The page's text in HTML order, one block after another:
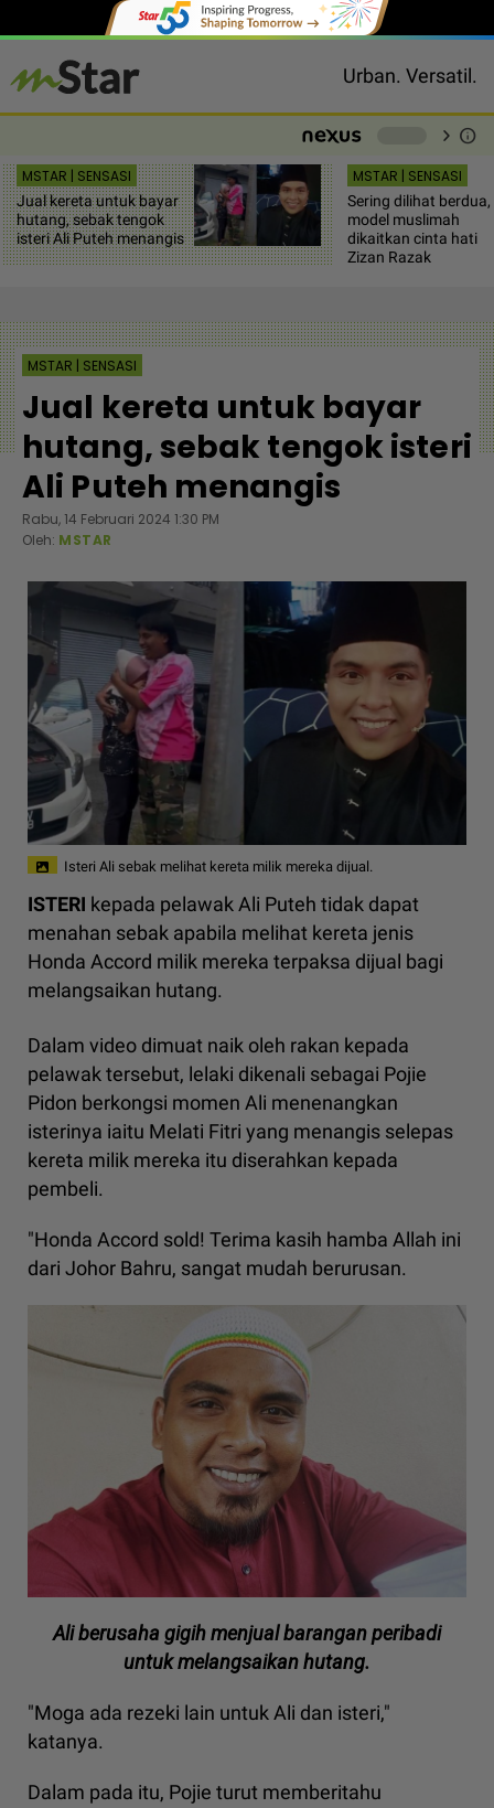
Urban. Versatil.
chevron_right info
MSTAR | SENSASI
Jual kereta untuk bayar
hutang, sebak tengok
isteri Ali Puteh menangis
MSTAR | SENSASI
Sering dilihat berdua,
model muslimah
dikaitkan cinta hati
Zizan Razak
MSTAR | SENSASI
Jual kereta untuk bayar
hutang, sebak tengok isteri
Ali Puteh menangis
Rabu, 14 Februari 2024 1:30 PM
Oleh: MSTAR
Isteri Ali sebak melihat kereta milik mereka dijual.
ISTERI kepada pelawak Ali Puteh tidak dapat
menahan sebak apabila melihat kereta jenis
Honda Accord milik mereka terpaksa dijual bagi
melangsaikan hutang.
Dalam video dimuat naik oleh rakan kepada
pelawak tersebut, lelaki dikenali sebagai Pojie
Pidon berkongsi momen Ali menenangkan
isterinya iaitu Melati Fitri yang menangis selepas
kereta milik mereka itu diserahkan kepada
pembeli.
"Honda Accord sold! Terima kasih hamba Allah ini
dari Johor Bahru, sangat mudah berurusan.
Ali berusaha gigih menjual barangan peribadi
untuk melangsaikan hutang.
"Moga ada rezeki lain untuk Ali dan isteri,"
katanya.
Dalam pada itu, Pojie turut memberitahu